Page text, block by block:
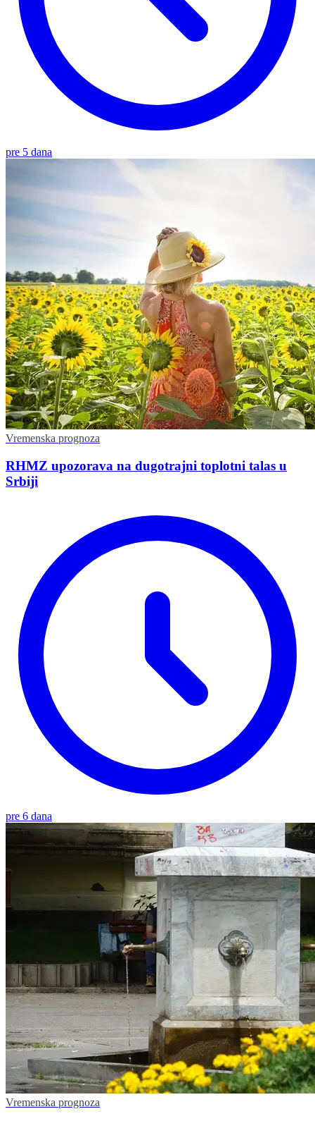
pre 5 dana
Vremenska prognoza
RHMZ upozorava na dugotrajni toplotni talas u
Srbiji
pre 6 dana
Vremenska prognoza